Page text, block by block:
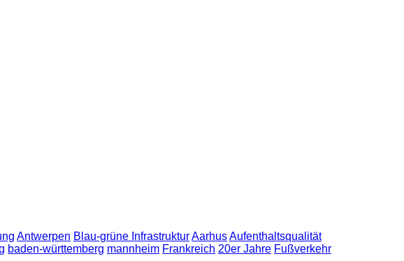
Antwerpen Blau-grüne InfrastrukturAarhusAufenthaltsqualität
baden-württemberg mannheim Frankreich 20er Jahre Fußverkehr